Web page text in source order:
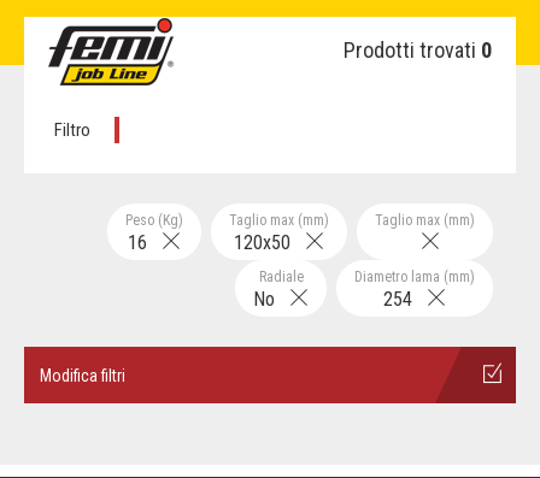
Prodotti trovati 0
Filtro
Taglio max (mm)
Taglio max (mm)
120x50
Peso (Kg)
16
Diametro lama (mm)
254
Radiale
No
Modifica filtri